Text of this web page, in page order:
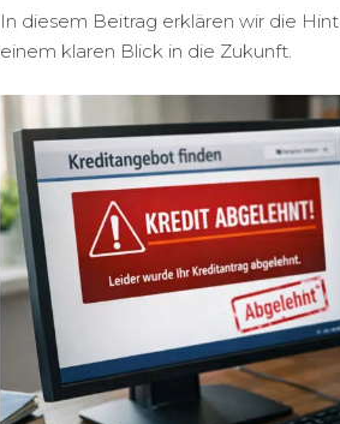
In diesem Beitrag erklären wir die
einem klaren Blick in die Zukunft.